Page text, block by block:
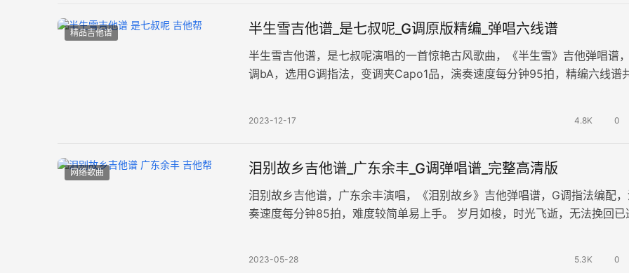
精品吉他谱 半生雪吉他谱_是七叔呢_G调原版精编_弹唱六线谱
半生雪吉他谱，是七叔呢演唱的一首惊艳古风歌曲，《半生雪》吉他弹唱谱
调bA，选用G调指法，变调夹Capo1品，演奏速度每分钟95拍，精编六线谱
2023-12-17 4.8K 0
网络歌曲 泪别故乡吉他谱_广东余丰_G调弹唱谱_完整高清版
泪别故乡吉他谱，广东余丰演唱，《泪别故乡》吉他弹唱谱，G调指法编配
奏速度每分钟85拍，难度较简单易上手。 岁月如梭，时光飞逝，无法挽回已
2023-05-28 5.3K 0